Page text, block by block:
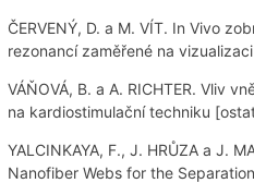
ČERVENÝ, D. a M. VÍT. In Vivo
rezonancí zaměřené na
VÁŇOVÁ, B. a A. RICHTER. Vliv
na kardiostimulační techniku
YALCINKAYA, F., J. HRŮZA a J.
Nanofiber Webs for the